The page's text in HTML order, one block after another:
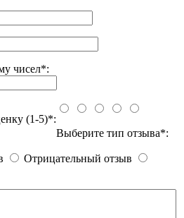
чисел*:
(1-5)*:
Выберите тип отзыва*:
Отрицательный отзыв